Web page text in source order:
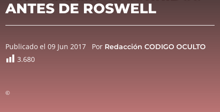
ANTES DE ROSWELL
Publicado el 09 Jun 2017 Por Redacción CODIGO OCULTO
3.680
©